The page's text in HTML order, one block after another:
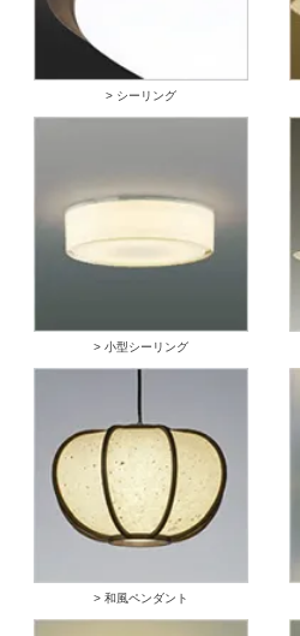
> シーリング
> 小型シーリング
> 和風ペンダント